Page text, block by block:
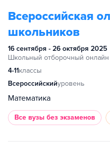
Всероссийская
школьников
16 сентября - 26 октября 2025
Школьный отборочный онлайн
4-11классы
Всероссийскийуровень
Математика
Все вузы без экзаменов